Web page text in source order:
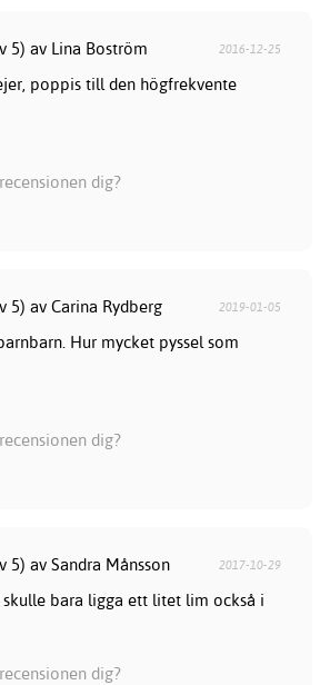
5) av Lina Boström 2016-12-25
poppis till den högfrekvente
dig?
5) av Carina Rydberg 2019-01-05
Hur mycket pyssel som
dig?
5) av Sandra Månsson 2017-10-29
skulle bara ligga ett litet lim också i
dig?